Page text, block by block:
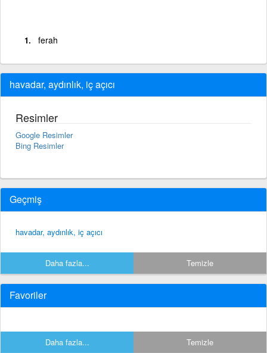
ferah
havadar, aydınlık, iç açıcı
Resimler
Google Resimler
Bing Resimler
Geçmiş
havadar, aydınlık, iç açıcı
Daha fazla... Temizle
Favoriler
Daha fazla... Temizle